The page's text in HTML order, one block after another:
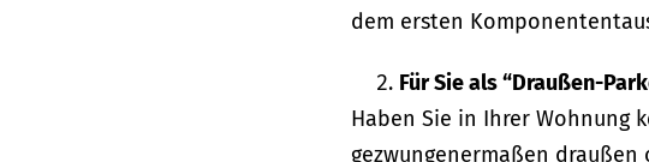
dem ersten
Für Sie als “Draußen-
Haben Sie in Ihrer Wohnung
gezwungenermaßen